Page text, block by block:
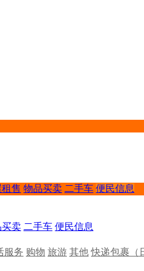
售 物品买卖 二手车 便民信息
卖 二手车 便民信息
服务 购物 旅游 其他 快递包裹（